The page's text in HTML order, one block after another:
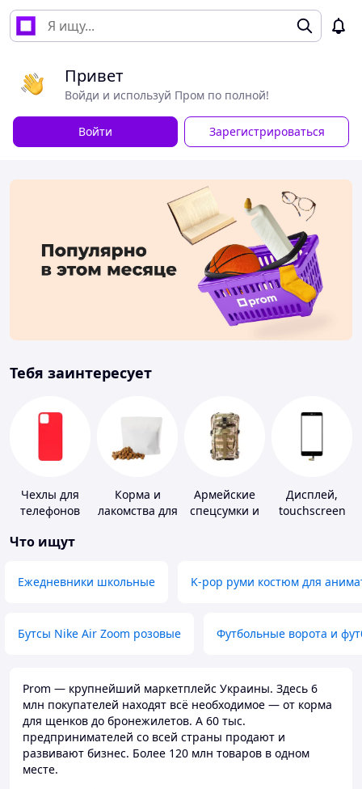
Привет
Войди и используй Пром по полной!
Войти Зарегистрироваться
Тебя заинтересует
Чехлы для
телефонов
Корма и
лакомства для
Армейские
спецсумки и
Дисплей,
touchscreen
Что ищут
Ежедневники школьные K-pop руми костюм для
Бутсы Nike Air Zoom розовые Футбольные ворота и
Prom — крупнейший маркетплейс Украины. Здесь 6
млн покупателей находят всё необходимое — от корма
для щенков до бронежилетов. А 60 тыс.
предпринимателей со всей страны продают и
развивают бизнес. Более 120 млн товаров в одном
месте.